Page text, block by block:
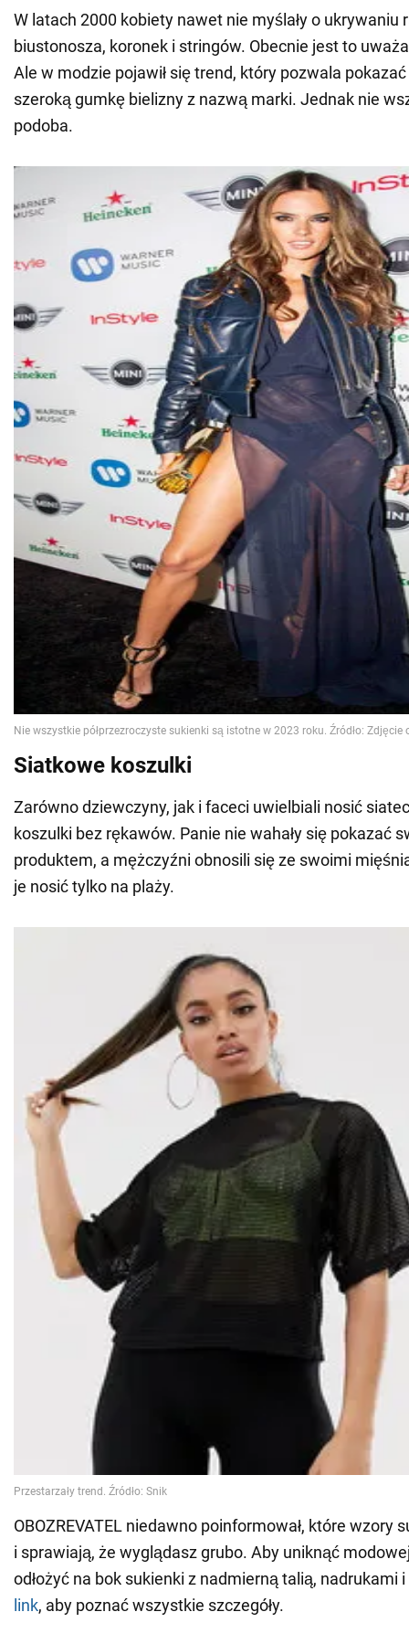
W latach 2000 kobiety nawet nie myślały o ukrywaniu
biustonosza, koronek i stringów. Obecnie jest to
Ale w modzie pojawił się trend, który pozwala
szeroką gumkę bielizny z nazwą marki. Jednak nie
podoba.
Siatkowe koszulki
Zarówno dziewczyny, jak i faceci uwielbiali nosić
koszulki bez rękawów. Panie nie wahały się pokazać
produktem, a mężczyźni obnosili się ze swoimi
je nosić tylko na plaży.
OBOZREVATEL niedawno poinformował, które wzory
i sprawiają, że wyglądasz grubo. Aby uniknąć
odłożyć na bok sukienki z nadmierną talią, nadrukami
link, aby poznać wszystkie szczegóły.